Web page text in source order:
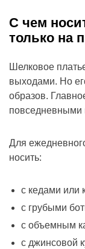
С чем
только на
Шелковое
выходами. Но
образов.
Для
носить:
с кедами или
с грубыми
с объемным
с джинсовой